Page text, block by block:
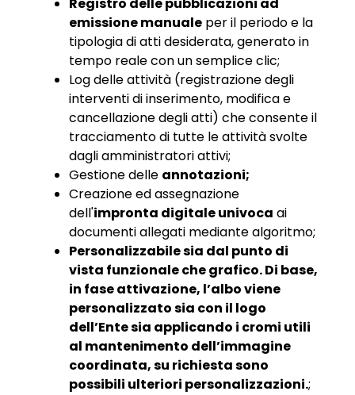
Registro delle pubblicazioni ad
emissione manuale per il periodo e la
tipologia di atti desiderata, generato in
tempo reale con un semplice clic;
Log delle attività (registrazione degli
interventi di inserimento, modifica e
cancellazione degli atti) che consente il
tracciamento di tutte le attività svolte
dagli amministratori attivi;
Gestione delle annotazioni;
Creazione ed assegnazione
dell'impronta digitale univoca ai
documenti allegati mediante algoritmo;
Personalizzabile sia dal punto di
vista funzionale che grafico. Di base,
in fase attivazione, l’albo viene
personalizzato sia con il logo
dell’Ente sia applicando i cromi utili
al mantenimento dell’immagine
coordinata, su richiesta sono
possibili ulteriori personalizzazioni.;